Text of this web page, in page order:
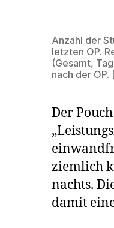
Anzahl der
letzten OP.
(Gesamt,
nach der OP.
Der
ziemlich
nachts.
damit